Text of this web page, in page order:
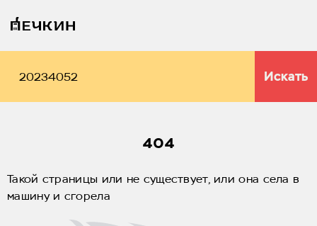
Искать
404
Такой страницы или не существует, или она села в
машину и сгорела